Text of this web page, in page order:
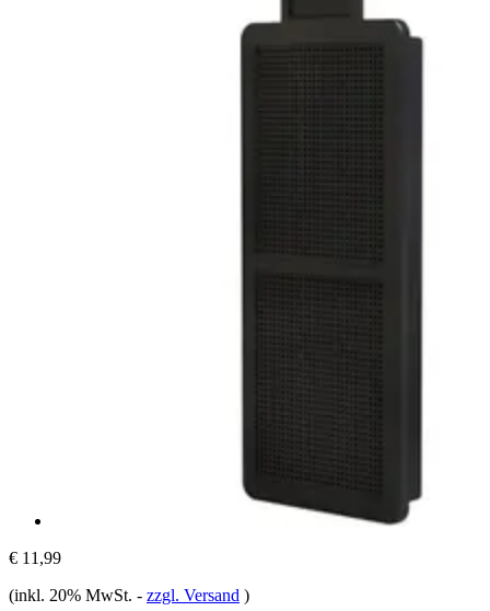
€ 11,99
(inkl. 20% MwSt. - zzgl. Versand )